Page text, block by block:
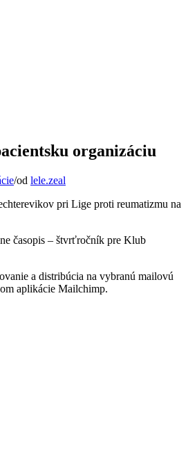
organizáciu
/od lele.zeal
pri Lige proti reumatizmu na
časopis – štvrťročník pre Klub
a distribúcia na vybranú mailovú
aplikácie Mailchimp.